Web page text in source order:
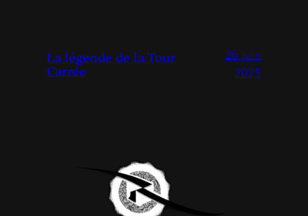
La légende de la Tour
Carrée
26 juin
2025